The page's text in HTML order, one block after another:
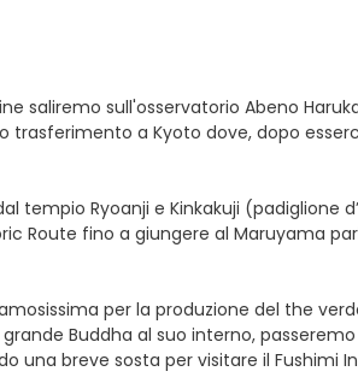
saliremo sull'osservatorio Abeno
a Kyoto dove, dopo
tempio Ryoanji e Kinkakuji (padiglione
Route fino a giungere al Maruyama
per la produzione del the
Buddha al suo interno,
una breve sosta per visitare il Fushimi